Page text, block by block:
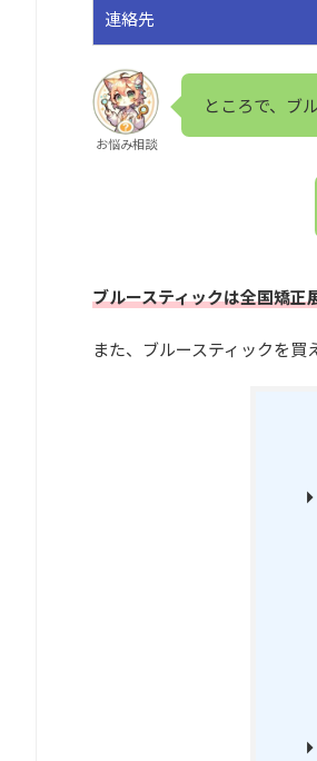
連絡先
お悩み相談
ところで、ブ
ブルースティックは全国矯正
また、ブルースティックを